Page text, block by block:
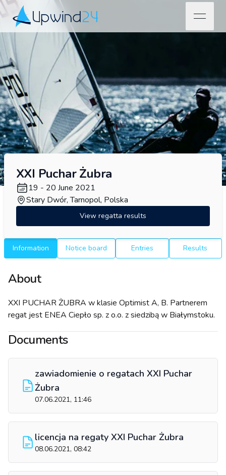
Upwind24
open
XXI Puchar Żubra
19 - 20 June 2021
Stary Dwór, Tarnopol, Polska
View regatta results
Information Notice board Entries Results
About
XXI PUCHAR ŻUBRA w klasie Optimist A, B. Partnerem
regat jest ENEA Ciepło sp. z o.o. z siedzibą w Białymstoku.
Documents
zawiadomienie o regatach XXI Puchar
Żubra
07.06.2021, 11:46
licencja na regaty XXI Puchar Żubra
08.06.2021, 08:42